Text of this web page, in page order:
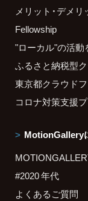
メリット・デメリ
Fellowship
"ローカル"の活動
ふるさと納税型
東京都クラウド
コロナ対策支援
MotionGallery
#2020 年代
よくあるご質問